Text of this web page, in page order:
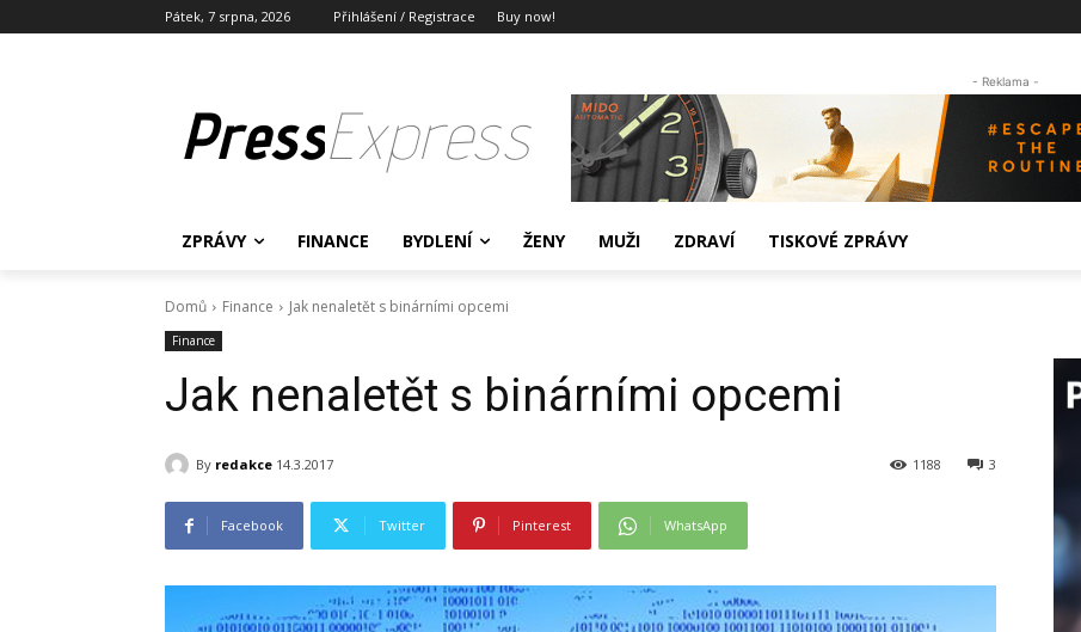
Pátek, 7 srpna, 2026 Přihlášení / Registrace Buy now!
PressExpress
- Reklama -
ZPRÁVY FINANCE BYDLENÍ ŽENY MUŽI ZDRAVÍ TISKOVÉ ZPRÁVY
Domů Finance Jak nenaletět s binárními opcemi
Finance
Jak nenaletět s binárními opcemi
By redakce 14.3.2017 3
1188
Facebook Twitter Pinterest WhatsApp